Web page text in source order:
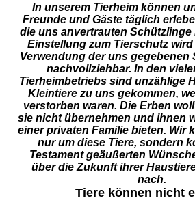
In unserem Tierheim können
Freunde und Gäste täglich
die uns anvertrauten Schützlinge
Einstellung zum Tierschutz
Verwendung der uns gegebenen
nachvollziehbar. In den
Tierheimbetriebs sind unzählige
Kleintiere zu uns gekommen,
verstorben waren. Die Erben
sie nicht übernehmen und ihnen
einer privaten Familie bieten. Wir
nur um diese Tiere, sondern
Testament geäußerten
über die Zukunft ihrer
nach.
Tiere können nicht